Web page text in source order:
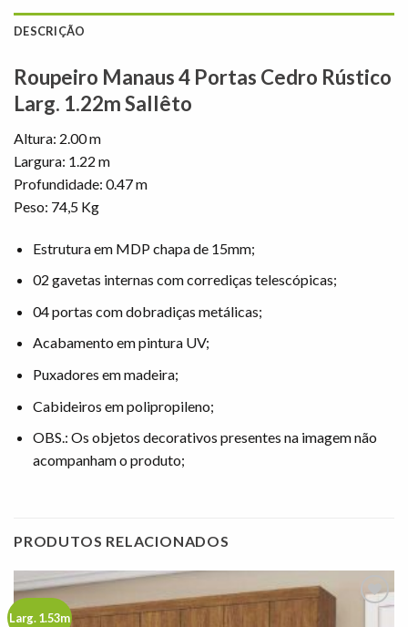
DESCRIÇÃO
Roupeiro Manaus 4 Portas Cedro Rústico
Larg. 1.22m Sallêto
Altura: 2.00 m
Largura: 1.22 m
Profundidade: 0.47 m
Peso: 74,5 Kg
Estrutura em MDP chapa de 15mm;
02 gavetas internas com corrediças telescópicas;
04 portas com dobradiças metálicas;
Acabamento em pintura UV;
Puxadores em madeira;
Cabideiros em polipropileno;
OBS.: Os objetos decorativos presentes na imagem não
acompanham o produto;
PRODUTOS RELACIONADOS
Larg. 1.53m